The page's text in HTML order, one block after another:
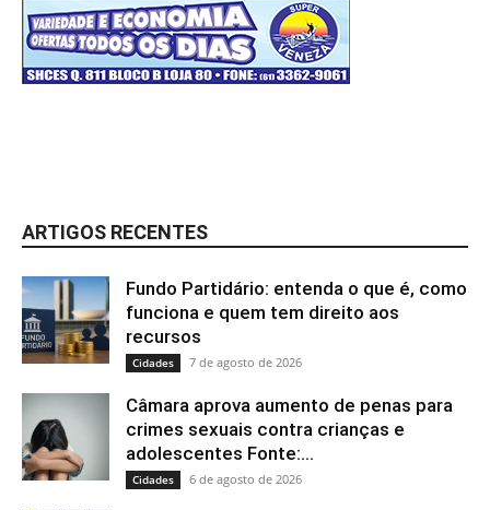
ARTIGOS RECENTES
Fundo Partidário: entenda o que é, como
funciona e quem tem direito aos
recursos
Cidades 7 de agosto de 2026
Câmara aprova aumento de penas para
crimes sexuais contra crianças e
adolescentes Fonte:...
Cidades 6 de agosto de 2026